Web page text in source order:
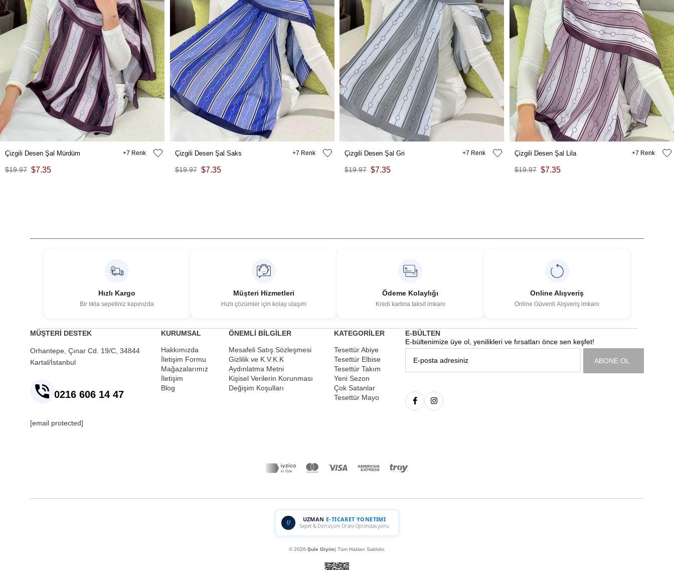
Çizgili Desen Şal Mürdüm
$7.35
$19.97
7 Çizgili Desen Şal Saks
$7.35
$19.97
7 Çizgili Desen Şal Gri
$7.35
$19.97
7 Çizgili Desen Şal Lila
$7.35
$19.97
7
Hızlı Kargo
Bir tıkla sepetiniz kapınızda
Müşteri Hizmetleri
Hızlı çözümler için kolay ulaşım
Ödeme Kolaylığı
Kredi kartına taksit imkanı
Online Alışveriş
Online Güvenli Alışveriş imkanı
MÜŞTERİ DESTEK
Orhantepe, Çınar Cd. 19/C, 34844
Kartal/İstanbul
0216 606 14 47
[email protected]
KURUMSAL
Hakkımızda
İletişim Formu
Mağazalarımız
İletişim
Blog
ÖNEMLİ BİLGİLER
Mesafeli Satış Sözleşmesi
Gizlilik ve K.V.K.K
Aydınlatma Metni
Kişisel Verilerin Korunması
Değişim Koşulları
KATEGORİLER
Tesettür Abiye
Tesettür Elbise
Tesettür Takım
Yeni Sezon
Çok Satanlar
Tesettür Mayo
E-BÜLTEN
E-bültenimize üye ol, yenilikleri ve fırsatları önce sen keşfet!
ABONE OL
U UZMAN E-TICARET YONETIMI
Sepet & Dönüşüm Oranı Optimizasyonu
© 2026-Şule Giyim| Tüm Hakları Saklıdır.